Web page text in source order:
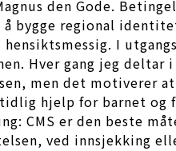
den Gode.
bygge regional
I
Hver gang jeg
men det motiverer
hjelp for barnet og
CMS er den beste
ved innsjekking